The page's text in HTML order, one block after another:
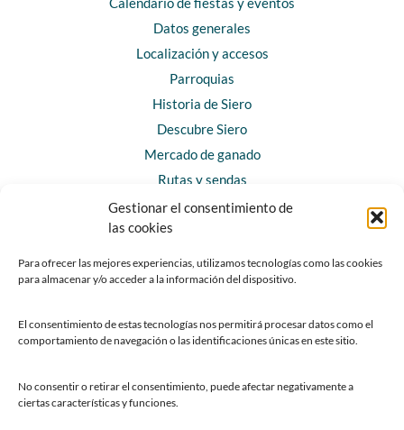
Gestionar el consentimiento de
las cookies
Para ofrecer las mejores experiencias, utilizamos tecnologías como las cookies
para almacenar y/o acceder a la información del dispositivo.
El consentimiento de estas tecnologías nos permitirá procesar datos como el
comportamiento de navegación o las identificaciones únicas en este sitio.
No consentir o retirar el consentimiento, puede afectar negativamente a
ciertas características y funciones.
Datos generales
Localización y accesos
Parroquias
Historia de Siero
Descubre Siero
Mercado de ganado
Rutas y sendas
Horarios y contacto
Teléfonos de interés
Chatbot Siero
SEDES ELECTRÓNICAS
Sede del Ayuntamiento de Siero